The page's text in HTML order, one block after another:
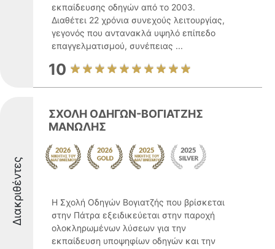
εκπαίδευσης οδηγών από το 2003.
Διαθέτει 22 χρόνια συνεχούς λειτουργίας,
γεγονός που αντανακλά υψηλό επίπεδο
επαγγελματισμού, συνέπειας ...
10
Διακριθέντες
ΣΧΟΛΗ ΟΔΗΓΩΝ-ΒΟΓΙΑΤΖΗΣ
ΜΑΝΩΛΗΣ
Η Σχολή Οδηγών Βογιατζής που βρίσκεται
στην Πάτρα εξειδικεύεται στην παροχή
ολοκληρωμένων λύσεων για την
εκπαίδευση υποψηφίων οδηγών και την